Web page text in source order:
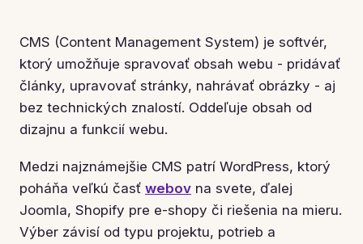
CMS (Content Management System) je softvér,
ktorý umožňuje spravovať obsah webu - pridávať
články, upravovať stránky, nahrávať obrázky - aj
bez technických znalostí. Oddeľuje obsah od
dizajnu a funkcií webu.
Medzi najznámejšie CMS patrí WordPress, ktorý
poháňa veľkú časť webov na svete, ďalej
Joomla, Shopify pre e-shopy či riešenia na mieru.
Výber závisí od typu projektu, potrieb a